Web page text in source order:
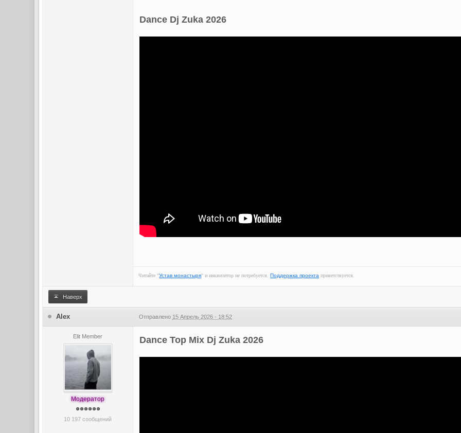
Dance Dj Zuka 2026
Читайте "Устав монастыря" и инквизитор не потребуется.Поддержка проекта приветствуется.
Наверх
Alex Отправлено 15 Апрель 2026 - 18:52
Elit Member
Модератор
10 197 сообщений
Dance Top Mix Dj Zuka 2026